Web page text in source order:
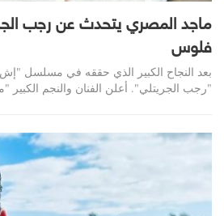
ماجد المصري يتحدث عن رجب
فلوس
بعد النجاح الكبير الذي حققه في مسلسل
"رجب الجريتلي". أعلن الفنان والنجم